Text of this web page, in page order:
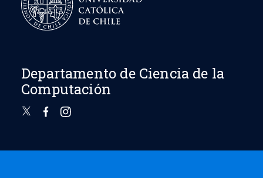
Departamento de Ciencia de la
Computación